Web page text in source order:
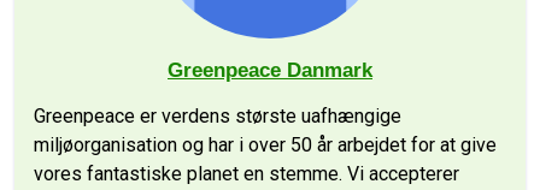
Greenpeace Danmark
Greenpeace er verdens største uafhængige
miljøorganisation og har i over 50 år arbejdet for at give
vores fantastiske planet en stemme. Vi accepterer